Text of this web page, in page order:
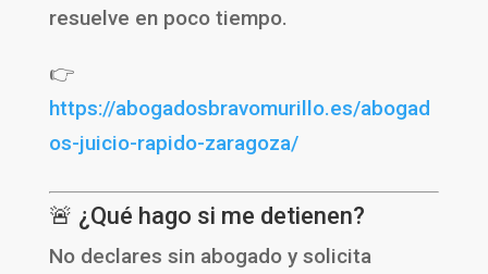
resuelve en poco tiempo.
👉
https://abogadosbravomurillo.es/abogad
os-juicio-rapido-zaragoza/
🚨 ¿Qué hago si me detienen?
No declares sin abogado y solicita